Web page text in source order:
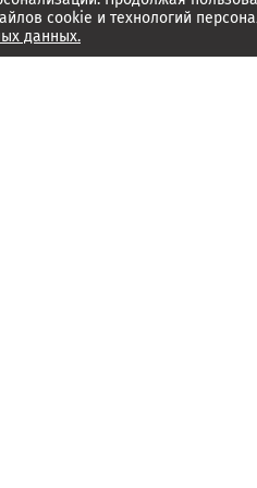
cookie и технологий
данных.